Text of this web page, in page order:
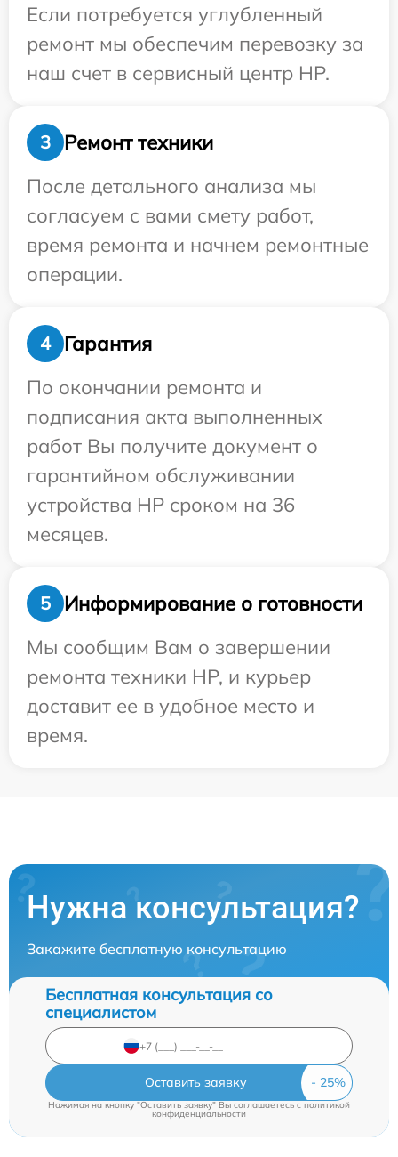
Если потребуется углубленный
ремонт мы обеспечим перевозку за
наш счет в сервисный центр HP.
3
Ремонт техники
После детального анализа мы
согласуем с вами смету работ,
время ремонта и начнем ремонтные
операции.
4
Гарантия
По окончании ремонта и
подписания акта выполненных
работ Вы получите документ о
гарантийном обслуживании
устройства HP сроком на 36
месяцев.
5
Информирование о готовности
Мы сообщим Вам о завершении
ремонта техники HP, и курьер
доставит ее в удобное место и
время.
Нужна консультация?
Закажите бесплатную консультацию
Бесплатная консультация со
специалистом
Оставить заявку
Нажимая на кнопку "Оставить заявку" Вы соглашаетесь cполитикой
конфиденциальности